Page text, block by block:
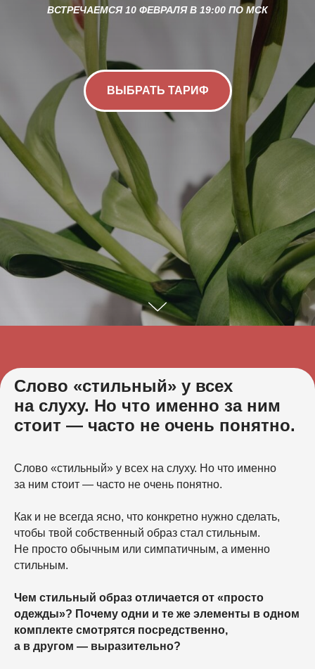
ВСТРЕЧАЕМСЯ 10 ФЕВРАЛЯ В 19:00 ПО МСК
ВЫБРАТЬ ТАРИФ
Слово «стильный» у всех
на слуху. Но что именно за ним
стоит — часто не очень понятно.
Слово «стильный» у всех на слуху. Но что именно
за ним стоит — часто не очень понятно.
Как и не всегда ясно, что конкретно нужно сделать,
чтобы твой собственный образ стал стильным.
Не просто обычным или симпатичным, а именно
стильным.
Чем стильный образ отличается от «просто
одежды»? Почему одни и те же элементы в одном
комплекте смотрятся посредственно,
а в другом — выразительно?